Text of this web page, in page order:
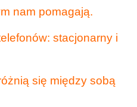
nam pomagają.
stacjonarny i
się między sobą